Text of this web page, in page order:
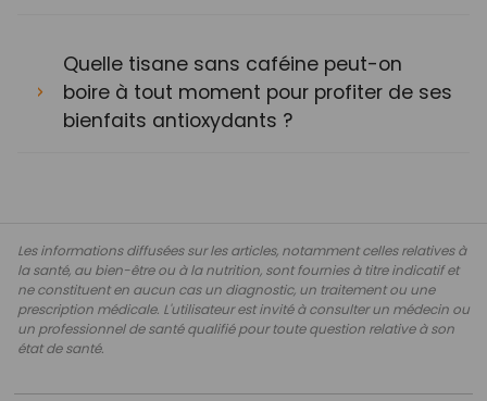
Quelle tisane sans caféine peut-on
boire à tout moment pour profiter de ses
bienfaits antioxydants ?
Les informations diffusées sur les articles, notamment celles relatives à
la santé, au bien-être ou à la nutrition, sont fournies à titre indicatif et
ne constituent en aucun cas un diagnostic, un traitement ou une
prescription médicale. L'utilisateur est invité à consulter un médecin ou
un professionnel de santé qualifié pour toute question relative à son
état de santé.